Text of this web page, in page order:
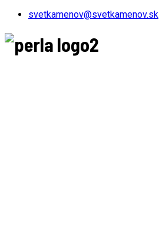
svetkamenov@svetkamenov.sk